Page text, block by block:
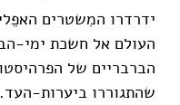
ידרדרו המִשטרים
העולם אל חשכת ימי-
הברבריים של
שהתגוררו ביערות-